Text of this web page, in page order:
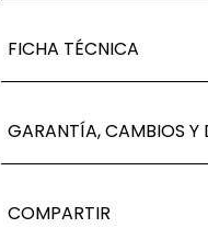
FICHA TÉCNICA
GARANTÍA, CAMBIOS Y
COMPARTIR